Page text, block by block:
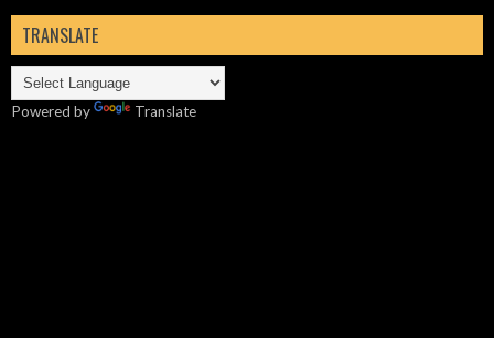
TRANSLATE
Powered by Translate